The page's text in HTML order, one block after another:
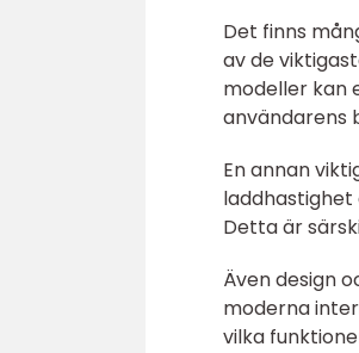
Det finns
av de
modeller kan
användarens
En annan
Detta är
Även design
moderna
vilka